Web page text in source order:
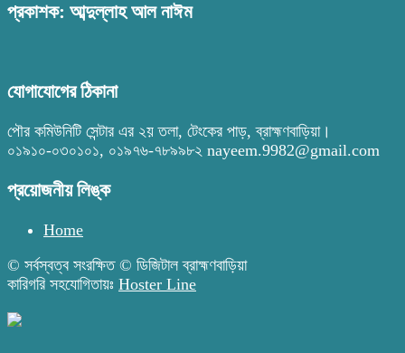
প্রকাশক: আব্দুল্লাহ আল নাঈম
যোগাযোগের ঠিকানা
পৌর কমিউনিটি সেন্টার এর ২য় তলা, টেংকের পাড়, ব্রাহ্মণবাড়িয়া।
০১৯১০-০৩০১০১, ০১৯৭৬-৭৮৯৯৮২ nayeem.9982@gmail.com
প্রয়োজনীয় লিঙ্ক
Home
© সর্বস্বত্ব সংরক্ষিত © ডিজিটাল ব্রাহ্মণবাড়িয়া
কারিগরি সহযোগিতায়ঃ Hoster Line